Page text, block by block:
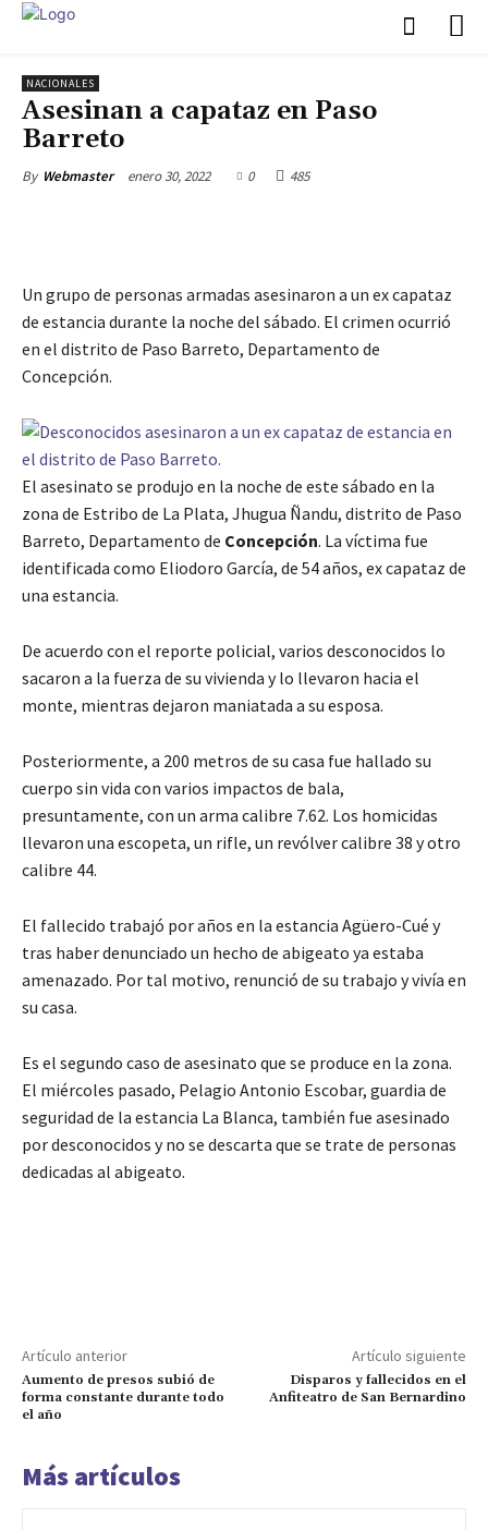
NACIONALES
Asesinan a capataz en Paso
Barreto
By Webmaster enero 30, 2022 0 485
Un grupo de personas armadas asesinaron a un ex capataz
de estancia durante la noche del sábado. El crimen ocurrió
en el distrito de Paso Barreto, Departamento de
Concepción.
El asesinato se produjo en la noche de este sábado en la
zona de Estribo de La Plata, Jhugua Ñandu, distrito de Paso
Barreto, Departamento de Concepción. La víctima fue
identificada como Eliodoro García, de 54 años, ex capataz de
una estancia.
De acuerdo con el reporte policial, varios desconocidos lo
sacaron a la fuerza de su vivienda y lo llevaron hacia el
monte, mientras dejaron maniatada a su esposa.
Posteriormente, a 200 metros de su casa fue hallado su
cuerpo sin vida con varios impactos de bala,
presuntamente, con un arma calibre 7.62. Los homicidas
llevaron una escopeta, un rifle, un revólver calibre 38 y otro
calibre 44.
El fallecido trabajó por años en la estancia Agüero-Cué y
tras haber denunciado un hecho de abigeato ya estaba
amenazado. Por tal motivo, renunció de su trabajo y vivía en
su casa.
Es el segundo caso de asesinato que se produce en la zona.
El miércoles pasado, Pelagio Antonio Escobar, guardia de
seguridad de la estancia La Blanca, también fue asesinado
por desconocidos y no se descarta que se trate de personas
dedicadas al abigeato.
Artículo anterior
Aumento de presos subió de
forma constante durante todo
el año
Artículo siguiente
Disparos y fallecidos en el
Anfiteatro de San Bernardino
Más artículos